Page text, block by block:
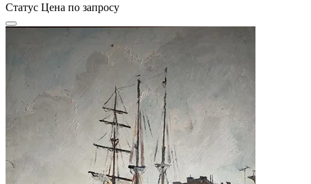
Статус Цена по запросу